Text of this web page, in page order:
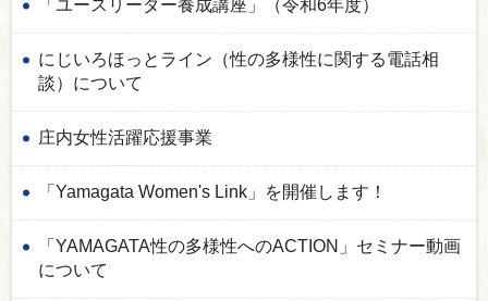
「ユースリーダー養成講座」（令和6年度）
にじいろほっとライン（性の多様性に関する電話相
談）について
庄内女性活躍応援事業
「Yamagata Women's Link」を開催します！
「YAMAGATA性の多様性へのACTION」セミナー動画
について